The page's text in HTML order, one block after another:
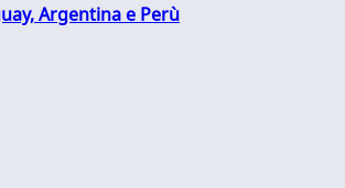
Argentina e Perù